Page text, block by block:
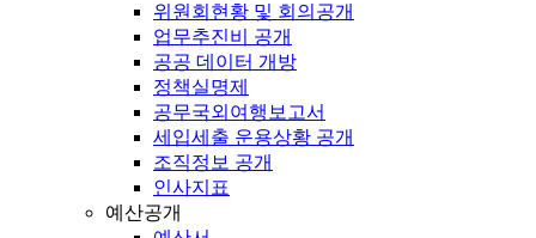
위원회현황 및 회의공개
업무추진비 공개
공공 데이터 개방
정책실명제
공무국외여행보고서
세입세출 운용상황 공개
조직정보 공개
인사지표
예산공개